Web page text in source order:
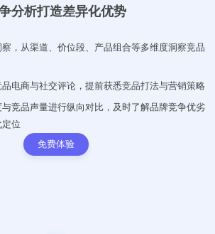
分析打造差异化优势
，从渠道、价位段、产品组合等多维度洞察竞品
电商与社交评论，提前获悉竞品打法与营销策略
竞品声量进行纵向对比，及时了解品牌竞争优劣
位
免费体验